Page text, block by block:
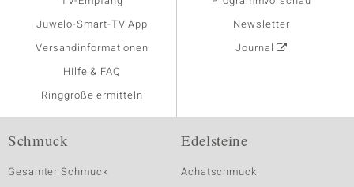
Juwelo-Smart-TV App
Versandinformationen
Hilfe & FAQ
Ringgröße ermitteln
Newsletter
Journal
Schmuck
Gesamter Schmuck
Edelsteine
Achatschmuck